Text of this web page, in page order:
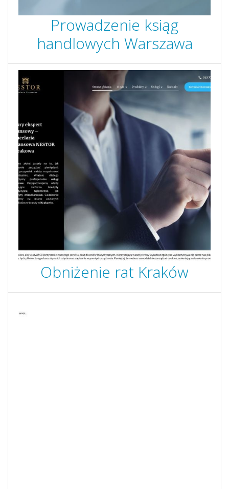
Prowadzenie ksiąg
handlowych Warszawa
Obniżenie rat Kraków